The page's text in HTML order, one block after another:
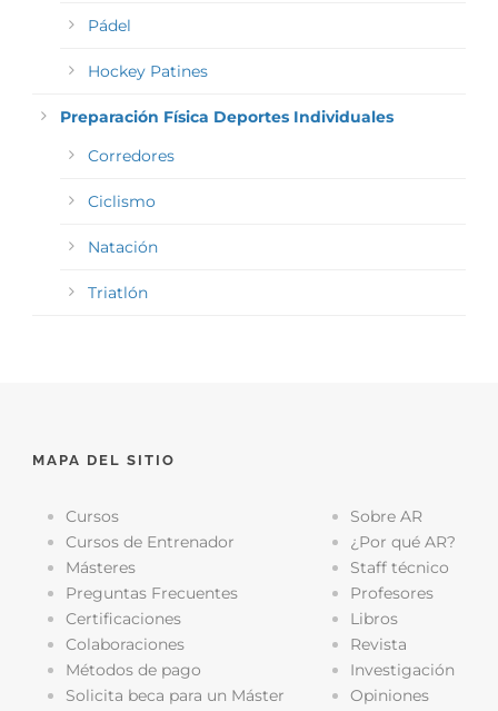
Pádel
Hockey Patines
Preparación Física Deportes Individuales
Corredores
Ciclismo
Natación
Triatlón
MAPA DEL SITIO
Cursos
Cursos de Entrenador
Másteres
Preguntas Frecuentes
Certificaciones
Colaboraciones
Métodos de pago
Solicita beca para un Máster
Sobre AR
¿Por qué AR?
Staff técnico
Profesores
Libros
Revista
Investigación
Opiniones